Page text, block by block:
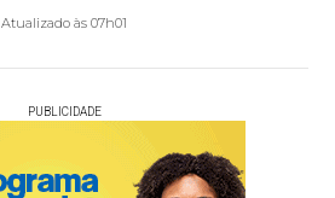
Atualizado às 07h01
PUBLICIDADE